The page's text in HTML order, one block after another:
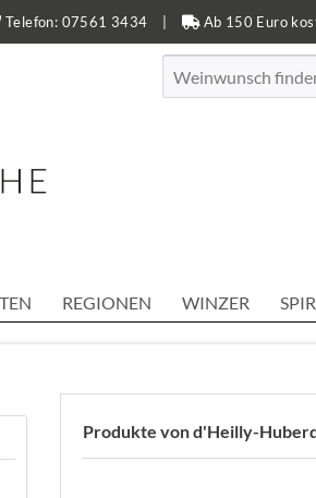
Telefon: 07561 3434 Ab 150 Euro
REGIONEN WINZER
Produkte von d'Heilly-